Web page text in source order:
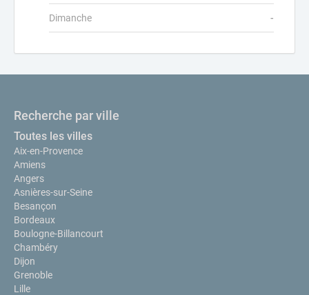
Dimanche -
Recherche par ville
Toutes les villes
Aix-en-Provence
Amiens
Angers
Asnières-sur-Seine
Besançon
Bordeaux
Boulogne-Billancourt
Chambéry
Dijon
Grenoble
Lille